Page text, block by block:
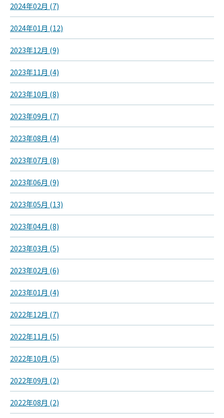
2024年02月 (7)
2024年01月 (12)
2023年12月 (9)
2023年11月 (4)
2023年10月 (8)
2023年09月 (7)
2023年08月 (4)
2023年07月 (8)
2023年06月 (9)
2023年05月 (13)
2023年04月 (8)
2023年03月 (5)
2023年02月 (6)
2023年01月 (4)
2022年12月 (7)
2022年11月 (5)
2022年10月 (5)
2022年09月 (2)
2022年08月 (2)